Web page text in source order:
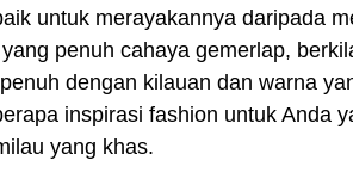
untuk merayakannya daripada
penuh cahaya gemerlap,
dengan kilauan dan warna
inspirasi fashion untuk Anda
yang khas.